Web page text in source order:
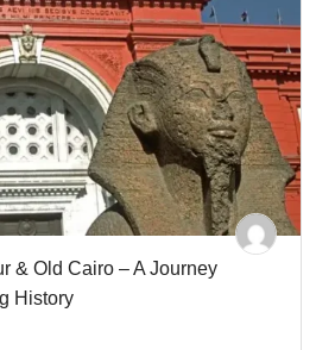
& Old Cairo – A Journey
History